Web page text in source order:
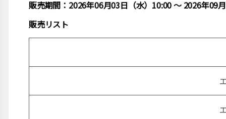
販売期間：2026年06月03日（水）10:00 ～ 2026年09
販売リスト